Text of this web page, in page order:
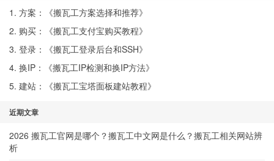
1. 方案：《搬瓦工方案选择和推荐》
2. 购买：《搬瓦工支付宝购买教程》
3. 登录：《搬瓦工登录后台和SSH》
4. 换IP：《搬瓦工IP检测和换IP方法》
5. 建站：《搬瓦工宝塔面板建站教程》
近期文章
2026 搬瓦工官网是哪个？搬瓦工中文网是什么？搬瓦工相关网站辨
析